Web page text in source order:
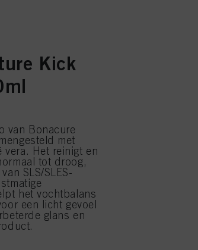
Kick
van Bonacure
met
vera. Het reinigt en
tot droog,
SLS/SLES-
het vochtbalans
een licht gevoel
glans en